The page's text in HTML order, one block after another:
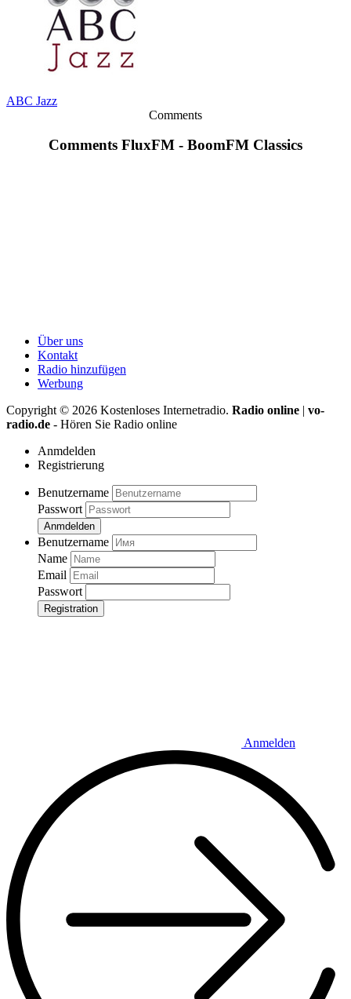
ABC Jazz
Comments
Comments FluxFM - BoomFM Classics
Über uns
Kontakt
Radio hinzufügen
Werbung
Copyright © 2026 Kostenloses Internetradio. Radio online | vo-
radio.de - Hören Sie Radio online
Anmdelden
Registrierung
Benutzername
Passwort
Anmdelden
Benutzername
Name
Email
Passwort
Registration
Anmelden